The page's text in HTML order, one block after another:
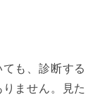
も、診断する
ません。見た